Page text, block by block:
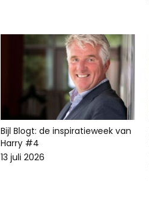
Bijl Blogt: de inspiratieweek van
Harry #4
13 juli 2026